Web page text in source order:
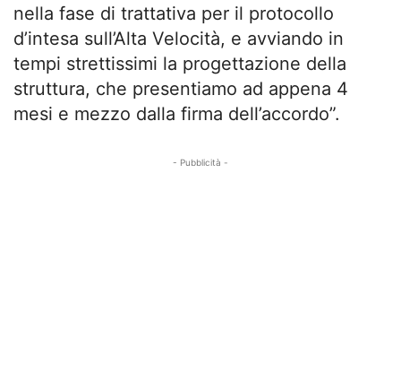
nella fase di trattativa per il protocollo
d’intesa sull’Alta Velocità, e avviando in
tempi strettissimi la progettazione della
struttura, che presentiamo ad appena 4
mesi e mezzo dalla firma dell’accordo”.
- Pubblicità -